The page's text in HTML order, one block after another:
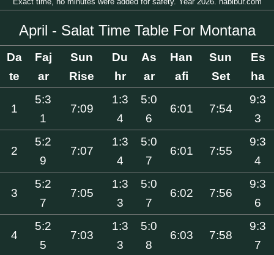
April - Salat Time Table For Montana
Da
te
Faj
ar
Sun
Rise
Du
hr
As
ar
Han
afi
Sun
Set
Es
ha
1
5:3
1
7:09
1:3
4
5:0
6
6:01 7:54
9:3
3
2
5:2
9
7:07
1:3
4
5:0
7
6:01 7:55
9:3
4
3
5:2
7
7:05
1:3
3
5:0
7
6:02 7:56
9:3
6
4
5:2
5
7:03
1:3
3
5:0
8
6:03 7:58
9:3
7